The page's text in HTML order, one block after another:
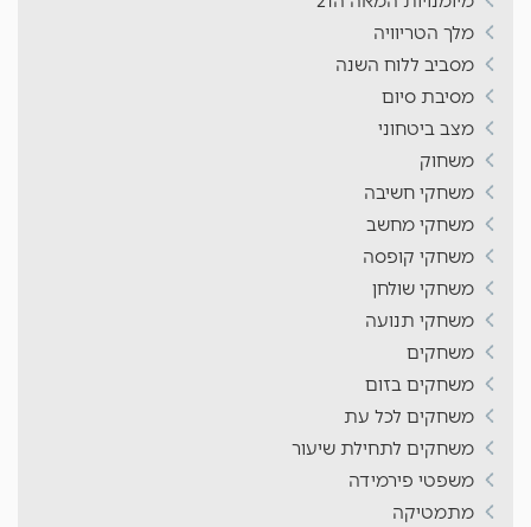
מלך הטריוויה
מסביב ללוח השנה
מסיבת סיום
מצב ביטחוני
משחוק
משחקי חשיבה
משחקי מחשב
משחקי קופסה
משחקי שולחן
משחקי תנועה
משחקים
משחקים בזום
משחקים לכל עת
משחקים לתחילת שיעור
משפטי פירמידה
מתמטיקה